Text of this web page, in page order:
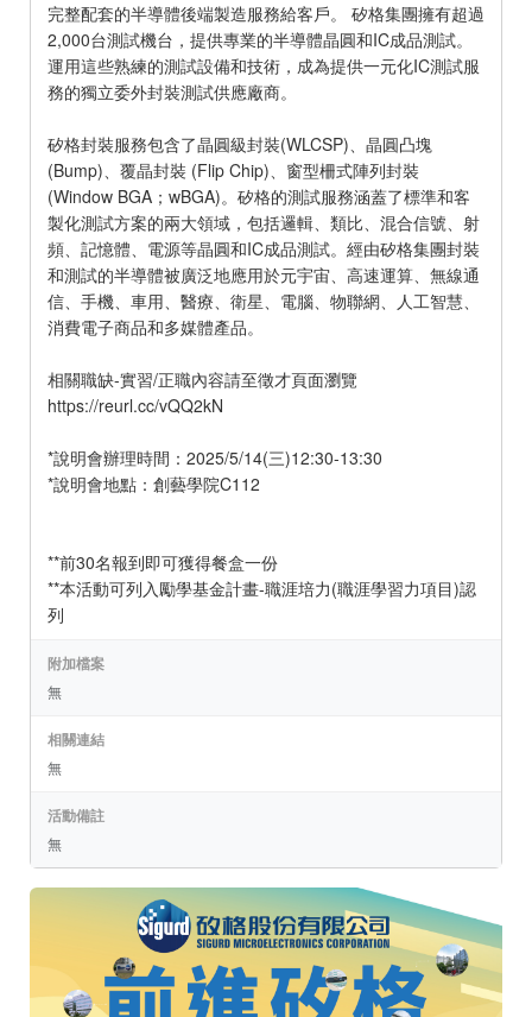
完整配套的半導體後端製造服務給客戶。 矽格集團擁有超過
2,000台測試機台，提供專業的半導體晶圓和IC成品測試。
運用這些熟練的測試設備和技術，成為提供一元化IC測試服
務的獨立委外封裝測試供應廠商。
矽格封裝服務包含了晶圓級封裝(WLCSP)、晶圓凸塊
(Bump)、覆晶封裝 (Flip Chip)、窗型柵式陣列封裝
(Window BGA；wBGA)。矽格的測試服務涵蓋了標準和客
製化測試方案的兩大領域，包括邏輯、類比、混合信號、射
頻、記憶體、電源等晶圓和IC成品測試。經由矽格集團封裝
和測試的半導體被廣泛地應用於元宇宙、高速運算、無線通
信、手機、車用、醫療、衛星、電腦、物聯網、人工智慧、
消費電子商品和多媒體產品。
相關職缺-實習/正職內容請至徵才頁面瀏覽
https://reurl.cc/vQQ2kN
*說明會辦理時間：2025/5/14(三)12:30-13:30
*說明會地點：創藝學院C112
**前30名報到即可獲得餐盒一份
**本活動可列入勵學基金計畫-職涯培力(職涯學習力項目)認
列
附加檔案
無
相關連結
無
活動備註
無